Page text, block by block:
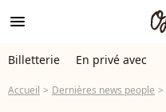
menu
Billetterie En privé avec
Accueil Dernières news people